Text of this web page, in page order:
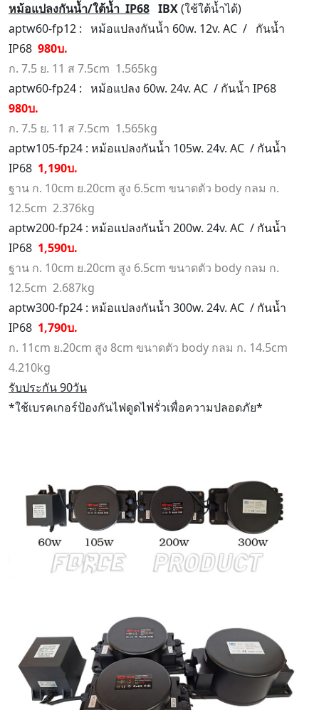
หม้อแปลงกันน้ำ/ใต้น้ำ IP68 IBX(ใช้ใต้น้ำได้)
aptw60-fp12 : หม้อแปลงกันน้ำ 60w. 12v. AC / กันน้ำ
IP68 980บ.
ก. 7.5 ย. 11 ส 7.5cm 1.565kg
aptw60-fp24 : หม้อแปลง 60w. 24v. AC / กันน้ำ IP68
980บ.
ก. 7.5 ย. 11 ส 7.5cm 1.565kg
aptw105-fp24 : หม้อแปลงกันน้ำ 105w. 24v. AC / กันน้ำ
IP68 1,190บ.
ฐาน ก. 10cm ย.20cm สูง 6.5cm ขนาดตัว body กลม ก.
12.5cm 2.376kg
aptw200-fp24 : หม้อแปลงกันน้ำ 200w. 24v. AC / กันน้ำ
IP68 1,590บ.
ฐาน ก. 10cm ย.20cm สูง 6.5cm ขนาดตัว body กลม ก.
12.5cm 2.687kg
aptw300-fp24 : หม้อแปลงกันน้ำ 300w. 24v. AC / กันน้ำ
IP68 1,790บ.
ก. 11cm ย.20cm สูง 8cm ขนาดตัว body กลม ก. 14.5cm
4.210kg
รับประกัน 90วัน
*ใช้เบรคเกอร์ป้องกันไฟดูดไฟรั่วเพื่อความปลอดภัย*